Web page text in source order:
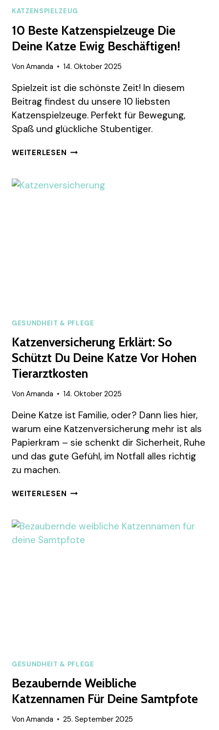
KATZENSPIELZEUG
10 Beste Katzenspielzeuge Die
Deine Katze Ewig Beschäftigen!
Von Amanda 14. Oktober 2025
Spielzeit ist die schönste Zeit! In diesem
Beitrag findest du unsere 10 liebsten
Katzenspielzeuge. Perfekt für Bewegung,
Spaß und glückliche Stubentiger.
WEITERLESEN 10
DIE
GESUNDHEIT & PFLEGE
Katzenversicherung Erklärt: So
Schützt Du Deine Katze Vor Hohen
Tierarztkosten
Von Amanda 14. Oktober 2025
Deine Katze ist Familie, oder? Dann lies hier,
warum eine Katzenversicherung mehr ist als
Papierkram – sie schenkt dir Sicherheit, Ruhe
und das gute Gefühl, im Notfall alles richtig
zu machen.
WEITERLESEN KATZENVERSICHERUNG
SCHÜTZT
DU
DEINE
GESUNDHEIT & PFLEGE
Bezaubernde Weibliche
Katzennamen Für Deine Samtpfote
Von Amanda 25. September 2025